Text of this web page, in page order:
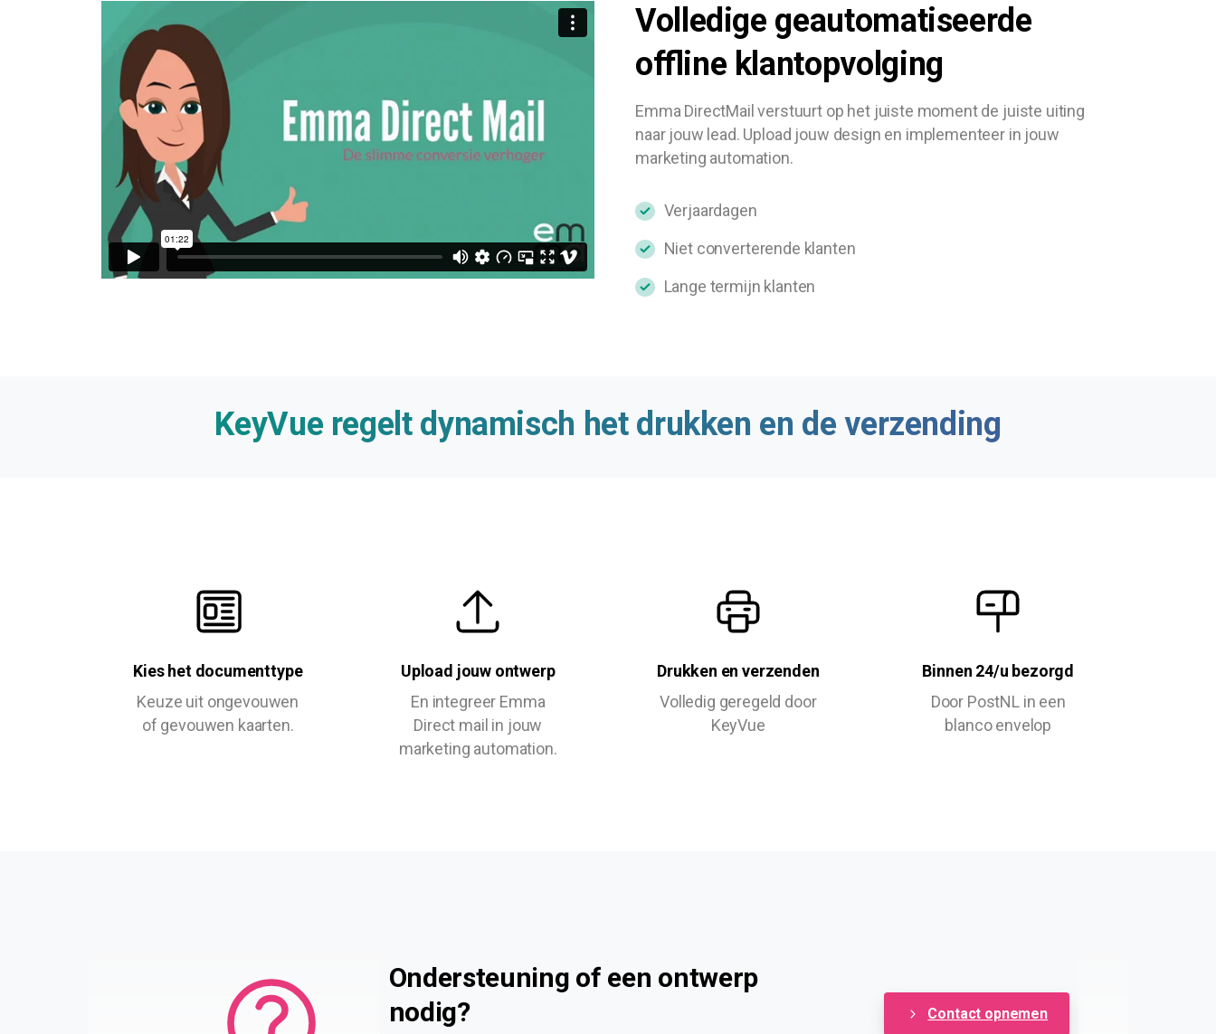
Volledige geautomatiseerde
offline klantopvolging
Emma DirectMail verstuurt op het juiste moment de juiste uiting
naar jouw lead. Upload jouw design en implementeer in jouw
marketing automation.
Verjaardagen
Niet converterende klanten
Lange termijn klanten
KeyVue regelt dynamisch het drukken en de verzending
Kies het documenttype
Keuze uit ongevouwen
of gevouwen kaarten.
Upload jouw ontwerp
En integreer Emma
Direct mail in jouw
marketing automation.
Drukken en verzenden
Volledig geregeld door
KeyVue
Binnen 24/u bezorgd
Door PostNL in een
blanco envelop
Ondersteuning of een ontwerp
nodig?
Contact opnemen